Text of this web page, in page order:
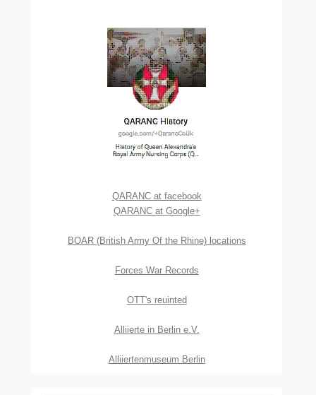
QARANC at facebook
QARANC at Google+
BOAR (British Army Of the Rhine) locations
Forces War Records
OTT's reuinted
Alliierte in Berlin e.V.
Alliiertenmuseum Berlin